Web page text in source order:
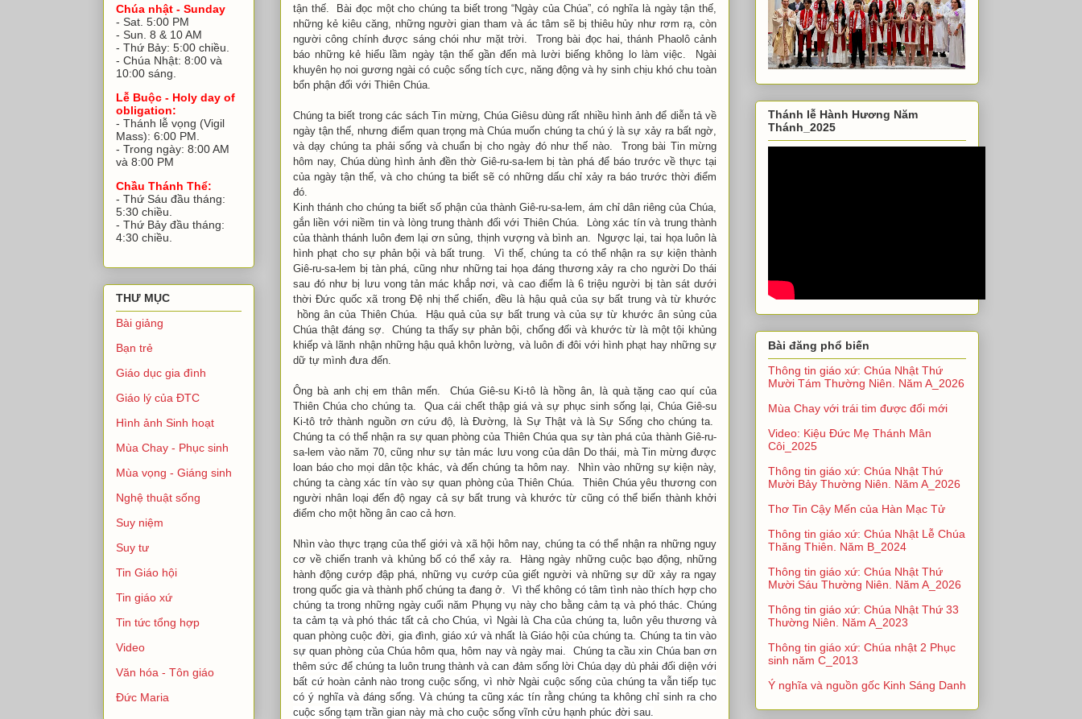
tận thế. Bài đọc một cho chúng ta biết trong “Ngày của Chúa”, có nghĩa là ngày tận thế,
những kẻ kiêu căng, những người gian tham và ác tâm sẽ bị thiêu hủy như rơm rạ, còn
người công chính được sáng chói như mặt trời. Trong bài đọc hai, thánh Phaolô cảnh
báo những kẻ hiểu lầm ngày tận thế gần đến mà lười biếng không lo làm việc. Ngài
khuyên họ noi gương ngài có cuộc sống tích cực, năng động và hy sinh chịu khó chu toàn
bổn phận đối với Thiên Chúa.
Chúng ta biết trong các sách Tin mừng, Chúa Giêsu dùng rất nhiều hình ảnh để diễn tả về
ngày tận thế, nhưng điểm quan trọng mà Chúa muốn chúng ta chú ý là sự xảy ra bất ngờ,
và dạy chúng ta phải sống và chuẩn bị cho ngày đó như thế nào. Trong bài Tin mừng
hôm nay, Chúa dùng hình ảnh đền thờ Giê-ru-sa-lem bị tàn phá để báo trước về thực tại
của ngày tận thế, và cho chúng ta biết sẽ có những dấu chỉ xảy ra báo trước thời điểm
đó.
Kinh thánh cho chúng ta biết số phận của thành Giê-ru-sa-lem, ám chỉ dân riêng của Chúa,
gắn liền với niềm tin và lòng trung thành đối với Thiên Chúa. Lòng xác tín và trung thành
của thành thánh luôn đem lại ơn sủng, thịnh vượng và bình an. Ngược lại, tai họa luôn là
hình phạt cho sự phản bội và bất trung. Vì thế, chúng ta có thể nhận ra sự kiện thành
Giê-ru-sa-lem bị tàn phá, cũng như những tai họa đáng thương xảy ra cho người Do thái
sau đó như bị lưu vong tản mác khắp nơi, và cao điểm là 6 triệu người bị tàn sát dưới
thời Đức quốc xã trong Đệ nhị thế chiến, đều là hậu quả của sự bất trung và từ khước
hồng ân của Thiên Chúa. Hậu quả của sự bất trung và của sự từ khước ân sủng của
Chúa thật đáng sợ. Chúng ta thấy sự phản bội, chống đối và khước từ là một tội khủng
khiếp và lãnh nhận những hậu quả khôn lường, và luôn đi đôi với hình phạt hay những sự
dữ tự mình đưa đến.
Ông bà anh chị em thân mến. Chúa Giê-su Ki-tô là hồng ân, là quà tặng cao quí của
Thiên Chúa cho chúng ta. Qua cái chết thập giá và sự phục sinh sống lại, Chúa Giê-su
Ki-tô trở thành nguồn ơn cứu độ, là Đường, là Sự Thật và là Sự Sống cho chúng ta.
Chúng ta có thể nhận ra sự quan phòng của Thiên Chúa qua sự tàn phá của thành Giê-ru-
sa-lem vào năm 70, cũng như sự tản mác lưu vong của dân Do thái, mà Tin mừng được
loan báo cho mọi dân tộc khác, và đến chúng ta hôm nay. Nhìn vào những sự kiện này,
chúng ta càng xác tín vào sự quan phòng của Thiên Chúa. Thiên Chúa yêu thương con
người nhân loại đến độ ngay cả sự bất trung và khước từ cũng có thể biến thành khởi
điểm cho một hồng ân cao cả hơn.
Nhìn vào thực trạng của thế giới và xã hội hôm nay, chúng ta có thể nhận ra những nguy
cơ về chiến tranh và khủng bố có thể xảy ra. Hàng ngày những cuộc bạo động, những
hành động cướp đập phá, những vụ cướp của giết người và những sự dữ xảy ra ngay
trong quốc gia và thành phố chúng ta đang ở. Vì thế không có tâm tình nào thích hợp cho
chúng ta trong những ngày cuối năm Phụng vụ này cho bằng cảm tạ và phó thác. Chúng
ta cảm tạ và phó thác tất cả cho Chúa, vì Ngài là Cha của chúng ta, luôn yêu thương và
quan phòng cuộc đời, gia đình, giáo xứ và nhất là Giáo hội của chúng ta. Chúng ta tin vào
sự quan phòng của Chúa hôm qua, hôm nay và ngày mai. Chúng ta cầu xin Chúa ban ơn
thêm sức để chúng ta luôn trung thành và can đảm sống lời Chúa dạy dù phải đối diện với
bất cứ hoàn cảnh nào trong cuộc sống, vì nhờ Ngài cuộc sống của chúng ta vẫn tiếp tục
có ý nghĩa và đáng sống. Và chúng ta cũng xác tín rằng chúng ta không chỉ sinh ra cho
cuộc sống tạm trần gian này mà cho cuộc sống vĩnh cửu hạnh phúc đời sau.
Chúa nhật - Sunday
- Sat. 5:00 PM
- Sun. 8 & 10 AM
- Thứ Bảy: 5:00 chiều.
- Chúa Nhật: 8:00 và
10:00 sáng.
Lễ Buộc - Holy day of
obligation:
- Thánh lễ vọng (Vigil
Mass): 6:00 PM.
- Trong ngày: 8:00 AM
và 8:00 PM
Chầu Thánh Thể:
- Thứ Sáu đầu tháng:
5:30 chiều.
- Thứ Bảy đầu tháng:
4:30 chiều.
THƯ MỤC
Bài giảng
Bạn trẻ
Giáo dục gia đình
Giáo lý của ĐTC
Hình ảnh Sinh hoạt
Mùa Chay - Phục sinh
Mùa vọng - Giáng sinh
Nghệ thuật sống
Suy niệm
Suy tư
Tin Giáo hội
Tin giáo xứ
Tin tức tổng hợp
Video
Văn hóa - Tôn giáo
Đức Maria
Thánh lễ Hành Hương Năm
Thánh_2025
Bài đăng phổ biến
Thông tin giáo xứ: Chúa Nhật Thứ
Mười Tám Thường Niên. Năm A_2026
Mùa Chay với trái tim được đổi mới
Video: Kiệu Đức Mẹ Thánh Mân
Côi_2025
Thông tin giáo xứ: Chúa Nhật Thứ
Mười Bảy Thường Niên. Năm A_2026
Thơ Tin Cậy Mến của Hàn Mạc Tử
Thông tin giáo xứ: Chúa Nhật Lễ Chúa
Thăng Thiên. Năm B_2024
Thông tin giáo xứ: Chúa Nhật Thứ
Mười Sáu Thường Niên. Năm A_2026
Thông tin giáo xứ: Chúa Nhật Thứ 33
Thường Niên. Năm A_2023
Thông tin giáo xứ: Chúa nhật 2 Phục
sinh năm C_2013
Ý nghĩa và nguồn gốc Kinh Sáng Danh